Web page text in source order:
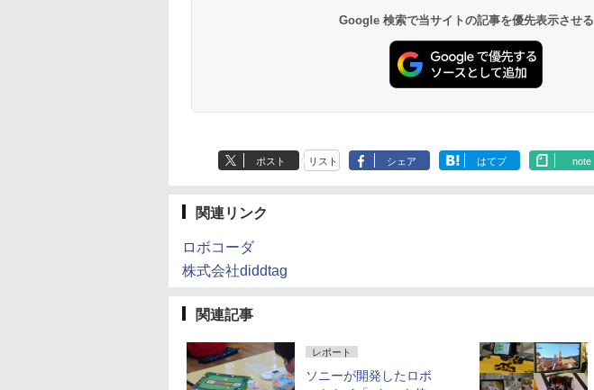
Google 検索で当サイトの記事を優先表示させる
ポスト リスト シェア はてブ note
関連リンク
ロボコーダ
株式会社diddtag
関連記事
レポート
ソニーが開発したロボ